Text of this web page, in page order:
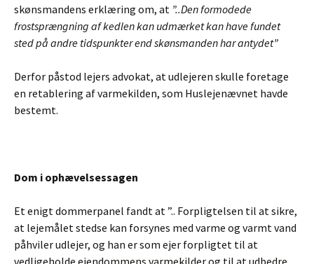
skønsmandens erklæring om, at ”..Den formodede
frostsprængning af kedlen kan udmærket kan have fundet
sted på andre tidspunkter end skønsmanden har antydet”
Derfor påstod lejers advokat, at udlejeren skulle foretage
en retablering af varmekilden, som Huslejenævnet havde
bestemt.
Dom i ophævelsessagen
Et enigt dommerpanel fandt at ”.. Forpligtelsen til at sikre,
at lejemålet stedse kan forsynes med varme og varmt vand
påhviler udlejer, og han er som ejer forpligtet til at
vedligeholde ejendommens varmekilder og til at udbedre